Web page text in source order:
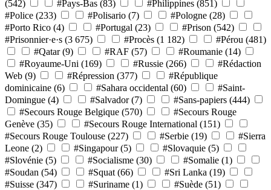
(542) #Pays-Bas (83) #Philippines (851)
#Police (233) #Polisario (7) #Pologne (28)
#Porto Rico (4) #Portugal (23) #Prison (542)
#Prisonnier·e·s (3 675) #Procès (1 182) #Pérou (481)
#Qatar (9) #RAF (57) #Roumanie (14)
#Royaume-Uni (169) #Russie (266)
#Rédaction
Web (9) #Répression (377)
#République
dominicaine (6) #Sahara occidental (60)
#Saint-
Domingue (4) #Salvador (7) #Sans-papiers (444)
#Secours Rouge Belgique (570)
#Secours Rouge
Genève (35) #Secours Rouge International (151)
#Secours Rouge Toulouse (227) #Serbie (19)
#Sierra
Leone (2) #Singapour (5) #Slovaquie (5)
#Slovénie (5) #Socialisme (30) #Somalie (1)
#Soudan (54) #Squat (66) #Sri Lanka (19)
#Suisse (347) #Suriname (1) #Suède (51)